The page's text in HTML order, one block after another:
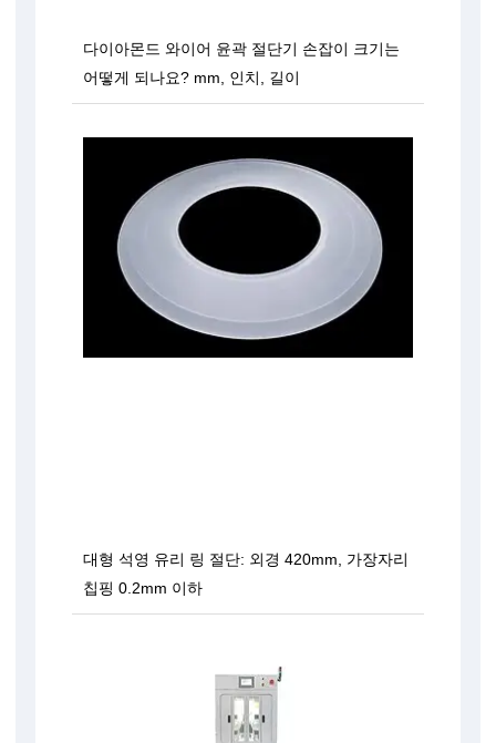
다이아몬드 와이어 윤곽 절단기 손잡이 크기는
어떻게 되나요? mm, 인치, 길이
대형 석영 유리 링 절단: 외경 420mm, 가장자리
칩핑 0.2mm 이하